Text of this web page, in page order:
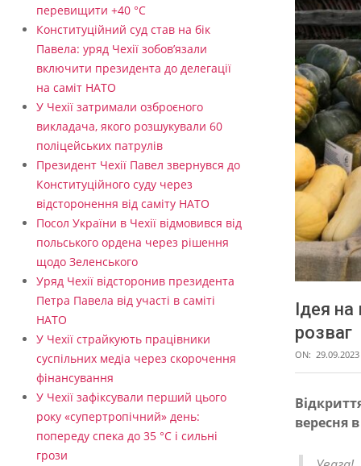
Ідея на
розваг
ON: 29.09.2023
І
д
вересня
перевищити +40 °C
Конституційний суд став на бік
Павела: уряд Чехії зобов’язали
включити президента до делегації
на саміт НАТО
У Чехії затримали озброєного
викладача, якого розшукували 60
поліцейських патрулів
Президент Чехії Павел звернувся до
Конституційного суду через
відсторонення від саміту НАТО
Посол України в Чехії відмовився від
польського ордена через рішення
щодо Зеленського
Уряд Чехії відсторонив президента
Петра Павела від участі в саміті
НАТО
У Чехії страйкують працівники
суспільних медіа через скорочення
фінансування
У Чехії зафіксували перший цього
року «супертропічний» день:
попереду спека до 35 °C і сильні
грози